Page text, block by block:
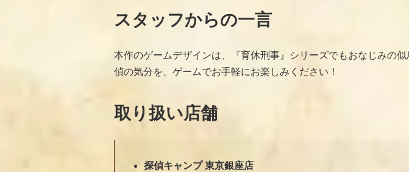
スタッフからの一言
本作のゲームデザインは、『育休刑事』シリーズでもおなじみ
偵の気分を、ゲームでお手軽にお楽しみください！
取り扱い店舗
探偵キャンプ 東京銀座店